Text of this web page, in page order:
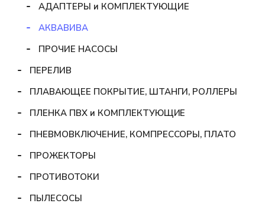
АДАПТЕРЫ и КОМПЛЕКТУЮЩИЕ
АКВАВИВА
ПРОЧИЕ НАСОСЫ
ПЕРЕЛИВ
ПЛАВАЮЩЕЕ ПОКРЫТИЕ, ШТАНГИ, РОЛЛЕРЫ
ПЛЕНКА ПВХ и КОМПЛЕКТУЮЩИЕ
ПНЕВМОВКЛЮЧЕНИЕ, КОМПРЕССОРЫ, ПЛАТО
ПРОЖЕКТОРЫ
ПРОТИВОТОКИ
ПЫЛЕСОСЫ